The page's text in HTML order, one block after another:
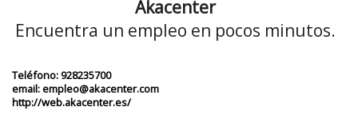
Akacenter
Encuentra un empleo en pocos minutos.
Teléfono: 928235700
email: empleo@akacenter.com
http://web.akacenter.es/